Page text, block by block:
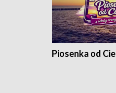
Piosenka od